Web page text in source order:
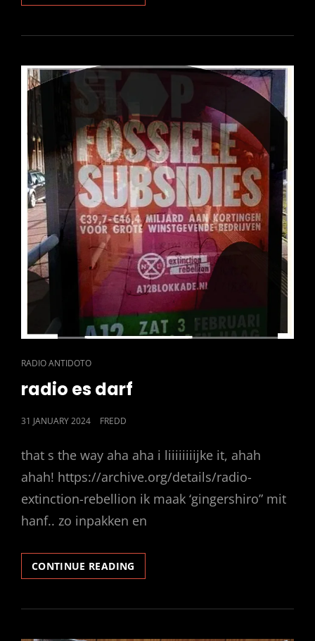
UNDERWATER
FOR
CAT
RADIO ANTIDOTO
radio es darf
POSTED
31 JANUARY 2024 FREDD
that s the way aha aha i liiiiiiiijke it, ahah
ahah! https://archive.org/details/radio-
extinction-rebellion ik maak ‘gingershiro” mit
hanf.. zo inpakken en
CONTINUE READING
ES